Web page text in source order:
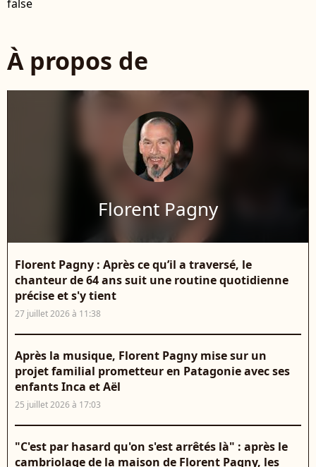
false
À propos de
Florent Pagny
Florent Pagny : Après ce qu’il a traversé, le
chanteur de 64 ans suit une routine quotidienne
précise et s'y tient
27 juillet 2026 à 11:38
Après la musique, Florent Pagny mise sur un
projet familial prometteur en Patagonie avec ses
enfants Inca et Aël
25 juillet 2026 à 17:03
"C'est par hasard qu'on s'est arrêtés là" : après le
cambriolage de la maison de Florent Pagny, les